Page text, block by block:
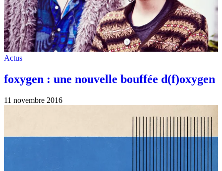
Actus
foxygen : une nouvelle bouffée d(f)oxygen
11 novembre 2016